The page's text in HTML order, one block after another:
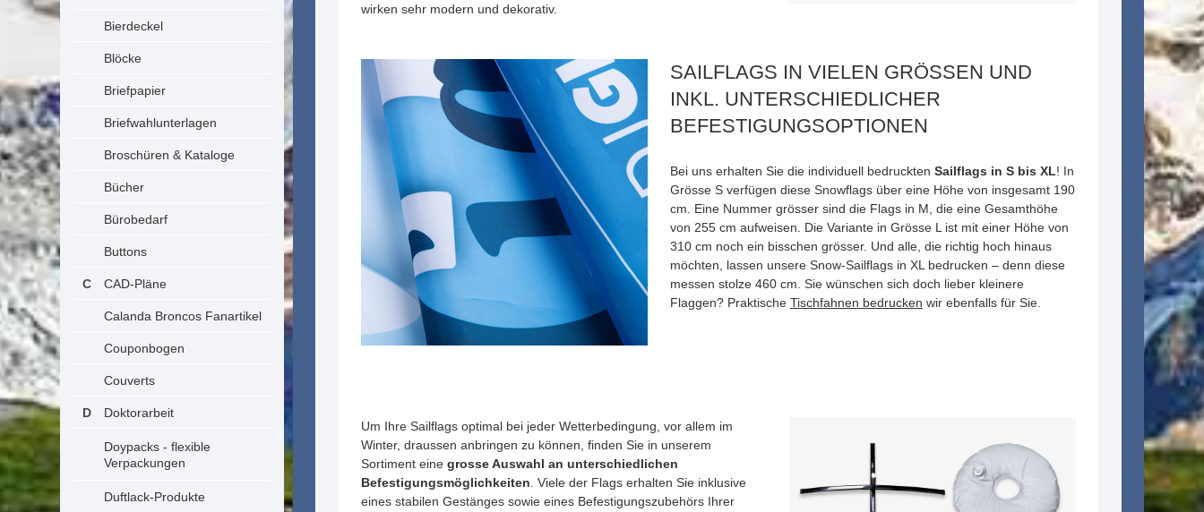
Bierdeckel
Blöcke
Briefpapier
Briefwahlunterlagen
Broschüren & Kataloge
Bücher
Bürobedarf
Buttons
CAD-Pläne
Calanda Broncos Fanartikel
Couponbogen
Couverts
Doktorarbeit
Doypacks - flexible
Verpackungen
Duftlack-Produkte
wirken sehr modern und dekorativ.
SAILFLAGS IN VIELEN GRÖSSEN UND
INKL. UNTERSCHIEDLICHER
BEFESTIGUNGSOPTIONEN
Bei uns erhalten Sie die individuell bedruckten Sailflags in S bis XL! In
Grösse S verfügen diese Snowflags über eine Höhe von insgesamt 190
cm. Eine Nummer grösser sind die Flags in M, die eine Gesamthöhe
von 255 cm aufweisen. Die Variante in Grösse L ist mit einer Höhe von
310 cm noch ein bisschen grösser. Und alle, die richtig hoch hinaus
möchten, lassen unsere Snow-Sailflags in XL bedrucken – denn diese
messen stolze 460 cm. Sie wünschen sich doch lieber kleinere
Flaggen? Praktische Tischfahnen bedrucken wir ebenfalls für Sie.
Um Ihre Sailflags optimal bei jeder Wetterbedingung, vor allem im
Winter, draussen anbringen zu können, finden Sie in unserem
Sortiment eine grosse Auswahl an unterschiedlichen
Befestigungsmöglichkeiten . Viele der Flags erhalten Sie inklusive
eines stabilen Gestänges sowie eines Befestigungszubehörs Ihrer